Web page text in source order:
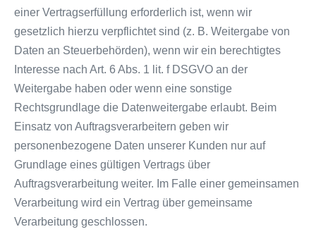
einer Vertragserfüllung erforderlich ist, wenn wir
gesetzlich hierzu verpflichtet sind (z. B. Weitergabe von
Daten an Steuerbehörden), wenn wir ein berechtigtes
Interesse nach Art. 6 Abs. 1 lit. f DSGVO an der
Weitergabe haben oder wenn eine sonstige
Rechtsgrundlage die Datenweitergabe erlaubt. Beim
Einsatz von Auftragsverarbeitern geben wir
personenbezogene Daten unserer Kunden nur auf
Grundlage eines gültigen Vertrags über
Auftragsverarbeitung weiter. Im Falle einer gemeinsamen
Verarbeitung wird ein Vertrag über gemeinsame
Verarbeitung geschlossen.